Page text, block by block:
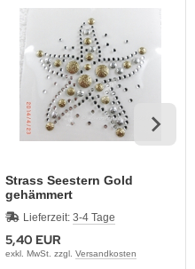
Strass Seestern Gold
gehämmert
Lieferzeit: 3-4 Tage
5,40 EUR
exkl. MwSt. zzgl. Versandkosten